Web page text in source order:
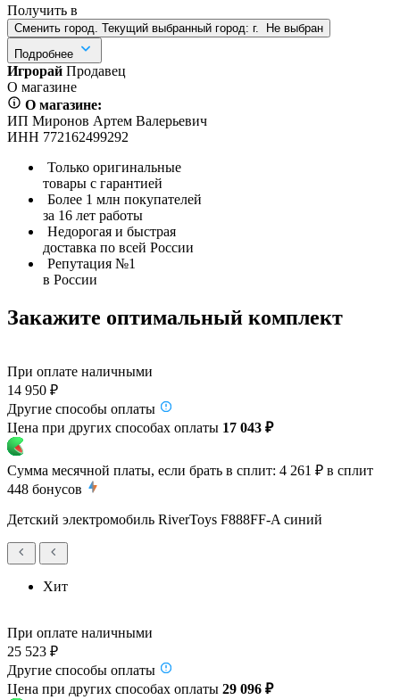
Получить в
Сменить город. Текущий выбранный город: г.
Не выбран
Подробнее
Игрорай Продавец
О магазине
О магазине:
ИП Миронов Артем Валерьевич
ИНН 772162499292
Только оригинальные
товары с гарантией
Более 1 млн покупателей
за 16 лет работы
Недорогая и быстрая
доставка по всей России
Репутация №1
в России
Закажите оптимальный комплект
При оплате наличными
14 950 ₽
Другие способы оплаты
Цена при других способах оплаты 17 043 ₽
Сумма месячной платы, если брать в сплит: 4 261 ₽ в сплит
448 бонусов
Детский электромобиль RiverToys F888FF-A синий
Хит
При оплате наличными
25 523 ₽
Другие способы оплаты
Цена при других способах оплаты 29 096 ₽